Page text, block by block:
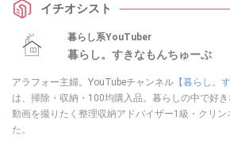
イチオシスト
暮らし系YouTuber
暮らし。すきなもんちゅーぶ
アラフォー主婦。YouTubeチャンネル 【暮らし。
は、掃除・収納・100均購入品。暮らしの中で好
動画を撮りたく整理収納アドバイザー1級・クリン
た。